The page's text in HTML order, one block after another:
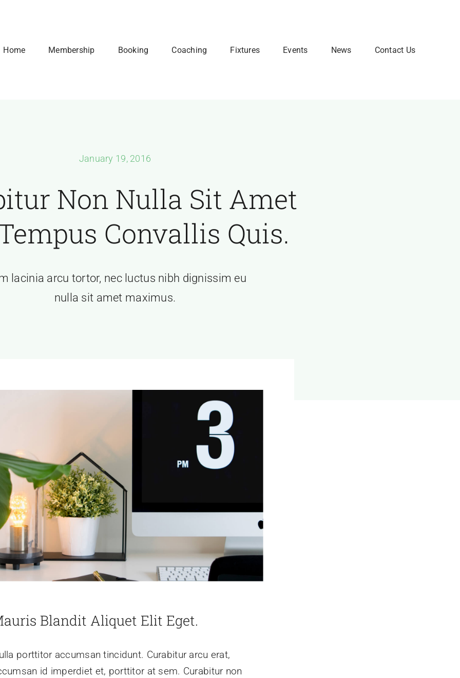
Home Membership Booking Coaching Fixtures Events News Contact Us
January 19, 2016
Non Nulla Sit Amet
Convallis Quis.
lacinia arcu tortor, nec luctus nibh dignissim eu
nulla sit amet maximus.
Blandit Aliquet Elit Eget.
porttitor accumsan tincidunt. Curabitur arcu erat,
id imperdiet et, porttitor at sem. Curabitur non